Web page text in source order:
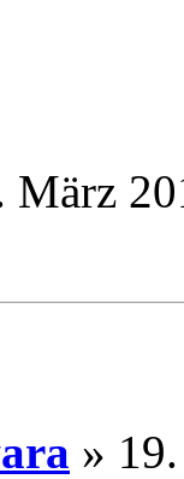
März
»